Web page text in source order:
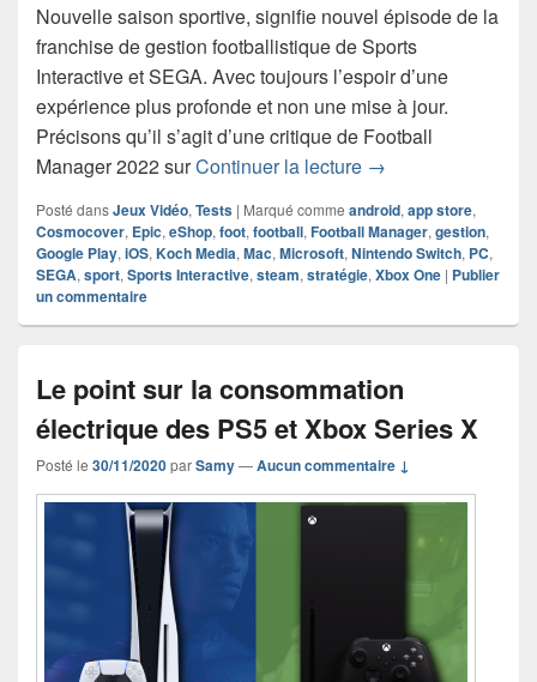
Nouvelle saison sportive, signifie nouvel épisode de la
franchise de gestion footballistique de Sports
Interactive et SEGA. Avec toujours l’espoir d’une
expérience plus profonde et non une mise à jour.
Précisons qu’il s’agit d’une critique de Football
Manager 2022 surContinuer la lecture Chronique jeu
→
Posté dansJeux Vidéo, Tests | Marqué comme android, app store,
Cosmocover, Epic, eShop, foot, football, Football Manager, gestion,
Google Play, iOS, Koch Media, Mac, Microsoft, Nintendo Switch, PC,
SEGA, sport, Sports Interactive, steam, stratégie, Xbox One | Publier
un commentaire
Le point sur la consommation
électrique des PS5 et Xbox Series X
Posté le 30/11/2020parSamy—Aucun commentaire ↓